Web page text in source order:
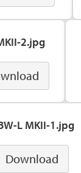
2.jpg
L MKII-1.jpg
Download